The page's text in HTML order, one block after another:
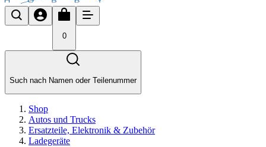
0
Such nach Namen oder Teilenummer
Shop
Autos und Trucks
Ersatzteile, Elektronik & Zubehör
Ladegeräte